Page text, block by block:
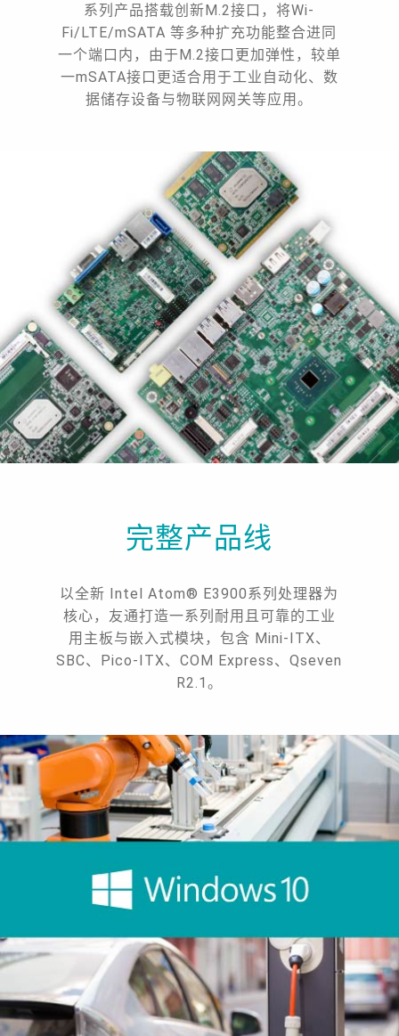
系列产品搭载创新M.2接口，将Wi-
Fi/LTE/mSATA 等多种扩充功能整合进同
一个端口内，由于M.2接口更加弹性，较单
一mSATA接口更适合用于工业自动化、数
据储存设备与物联网网关等应用。
完整产品线
以全新 Intel Atom® E3900系列处理器为
核心，友通打造一系列耐用且可靠的工业
用主板与嵌入式模块，包含 Mini-ITX、
SBC、Pico-ITX、COM Express、Qseven
R2.1。